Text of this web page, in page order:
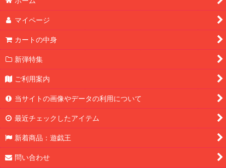
マイページ
カートの中身
新弾特集
ご利用案内
当サイトの画像やデータの利用について
最近チェックしたアイテム
新着商品：遊戯王
問い合わせ